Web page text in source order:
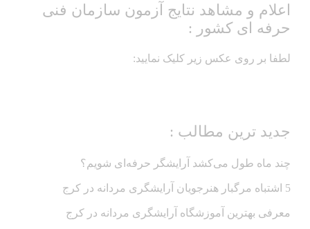
اعلام و مشاهد نتایج آزمون سازمان فنی
حرفه ای کشور :
لطفا بر روی عکس زیر کلیک نمایید:
جدید ترین مطالب :
چند ماه طول می‌کشد آرایشگر حرفه‌ای شویم؟
5 اشتباه مرگبار هنرجویان آرایشگری مردانه در کرج
معرفی بهترین آموزشگاه آرایشگری مردانه در کرج